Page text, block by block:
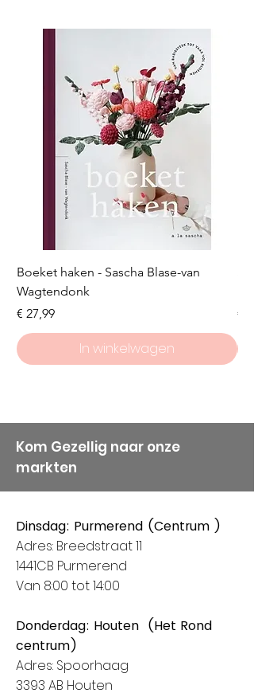
Boeket haken - Sascha Blase-van
Wagtendonk
Prijs
€ 27,99
In winkelwagen
Prijs
€
Kom Gezellig naar onze
markten
Dinsdag: Purmerend (Centrum )
Adres: Breedstraat 11
1441CB Purmerend
Van 8:00 tot 14:00
Donderdag: Houten (Het Rond
centrum)
Adres: Spoorhaag
3393 AB Houten